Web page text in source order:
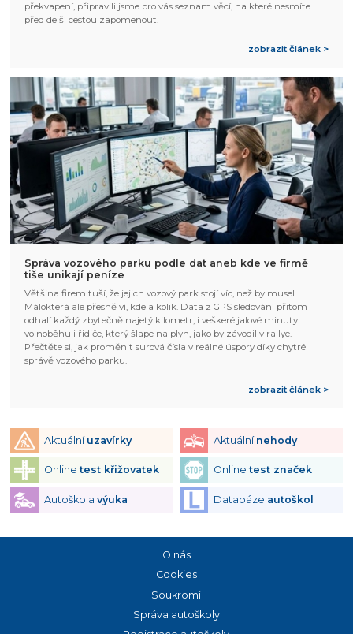
překvapení, připravili jsme pro vás seznam věcí, na které nesmíte
před delší cestou zapomenout.
zobrazit článek >
Správa vozového parku podle dat aneb kde ve firmě
tiše unikají peníze
Většina firem tuší, že jejich vozový park stojí víc, než by musel.
Málokterá ale přesně ví, kde a kolik. Data z GPS sledování přitom
odhalí každý zbytečně najetý kilometr, i veškeré jalové minuty
volnoběhu i řidiče, který šlape na plyn, jako by závodil v rallye.
Přečtěte si, jak proměnit surová čísla v reálné úspory díky chytré
správě vozového parku.
zobrazit článek >
Aktuální uzavírky Aktuální nehody
Onlinetest křižovatek Onlinetest značek
Autoškola výuka Databáze autoškol
O nás
Cookies
Soukromí
Správa autoškoly